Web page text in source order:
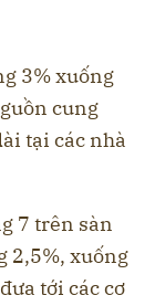
3% xuống
cung
tại các nhà
7 trên sàn
2,5%, xuống
tới các cơ